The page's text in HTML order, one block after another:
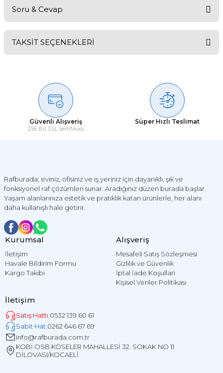
Soru & Cevap
Ürün hakkında henüz soru sorulmamış.
TAKSİT SEÇENEKLERİ
Güvenli Alışveriş
256 Bit SSL sertifikası
Süper Hızlı Teslimat
Rafburada; eviniz, ofisiniz ve iş yeriniz için dayanıklı, şık ve
fonksiyonel raf çözümleri sunar. Aradığınız düzen burada başlar.
Yaşam alanlarınıza estetik ve pratiklik katan ürünlerle, her alanı
daha kullanışlı hale getirir.
Kurumsal
İletişim
Havale Bildirim Formu
Kargo Takibi
Alışveriş
Mesafeli Satış Sözleşmesi
Gizlilik ve Güvenlik
İptal İade Koşullari
Kişisel Veriler Politikası
İletişim
Satış Hattı:0532 139 60 61
Sabit Hat:0262 646 67 69
info@rafburada.com.tr
KOBİ OSB KÖSELER MAHALLESİ 32. SOKAK NO 11
DİLOVASI/KOCAELİ